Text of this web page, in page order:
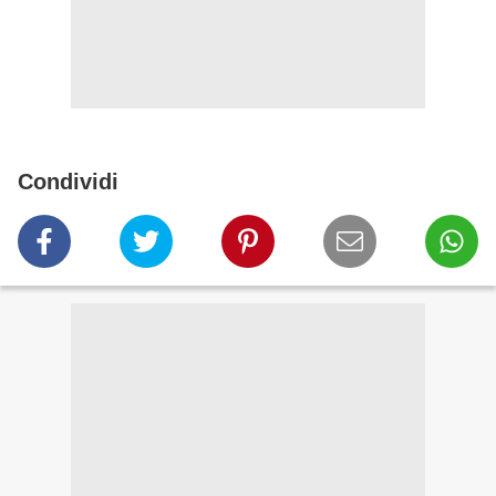
Condividi